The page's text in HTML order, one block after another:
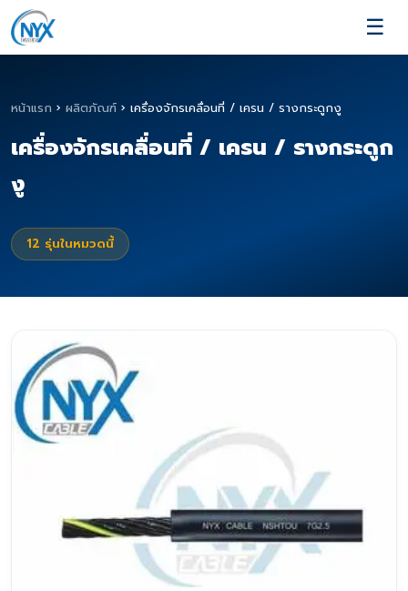
☰
หน้าแรก › ผลิตภัณฑ์ › เครื่องจักรเคลื่อนที่ / เครน / รางกระดูกงู
เครื่องจักรเคลื่อนที่ / เครน / รางกระดูก
งู
12 รุ่นในหมวดนี้